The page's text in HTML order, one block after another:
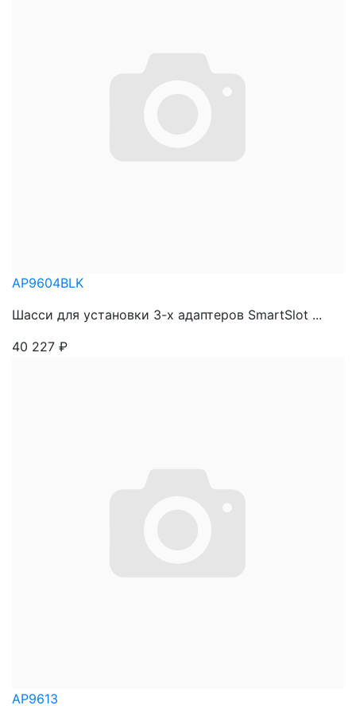
AP9604BLK
Шасси для установки 3-х адаптеров SmartSlot ...
40 227 ₽
AP9613